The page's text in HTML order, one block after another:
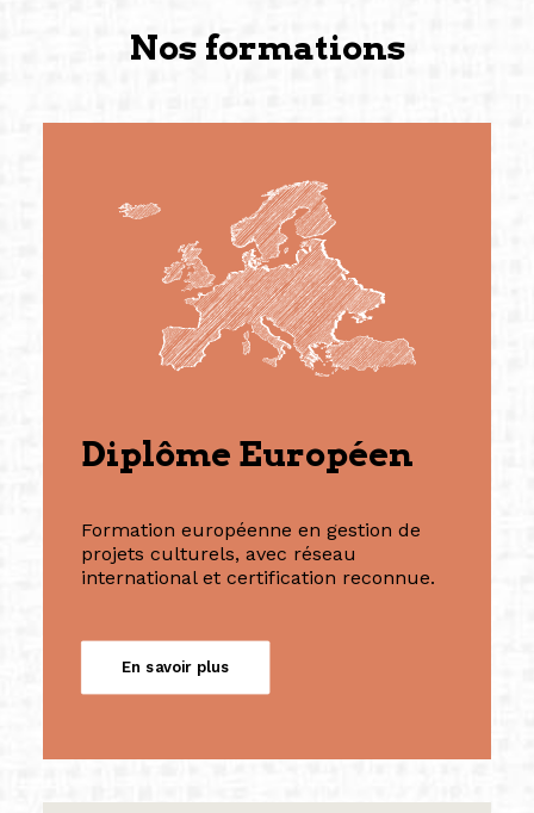
Nos formations
Diplôme Européen
Formation européenne en gestion de
projets culturels, avec réseau
international et certification reconnue.
En savoir plus